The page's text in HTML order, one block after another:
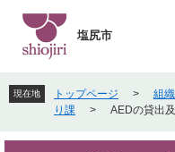
先
頭
す
を
飛
し
塩尻市
現在地 トップページ > 組
り課
> AEDの貸出